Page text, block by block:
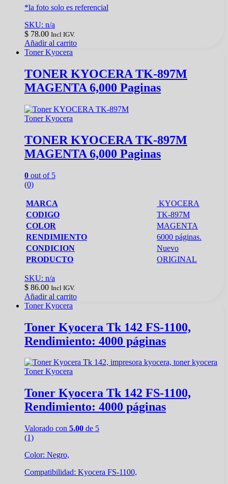
*la foto solo es referencial
SKU: n/a
$ 78.00 Incl IGV.
Añadir al carrito
Toner Kyocera
TONER KYOCERA TK-897M
MAGENTA 6,000 Paginas
Toner Kyocera
TONER KYOCERA TK-897M
MAGENTA 6,000 Paginas
0 out of 5
(0)
MARCA
KYOCERA
CODIGO
TK-897M
COLOR
MAGENTA
RENDIMIENTO
6000 páginas.
CONDICION
Nuevo
PRODUCTO
ORIGINAL
SKU: n/a
$ 86.00 Incl IGV.
Añadir al carrito
Toner Kyocera
Toner Kyocera Tk 142 FS-1100,
Rendimiento: 4000 páginas
Toner Kyocera
Toner Kyocera Tk 142 FS-1100,
Rendimiento: 4000 páginas
Valorado con 5.00 de 5
(1)
Color: Negro,
Compatibilidad: Kyocera FS-1100,